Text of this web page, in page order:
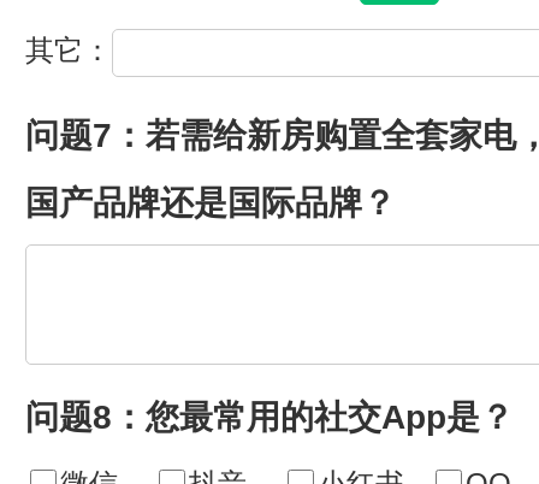
其它：
问题7：若需给新房购置全套家电
国产品牌还是国际品牌？
问题8：您最常用的社交App是？